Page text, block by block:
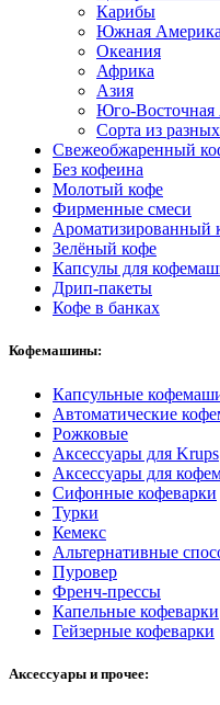
Карибы
Южная Америка
Океания
Африка
Азия
Юго-Восточная
Сорта из
Свежеобжаренный
Без кофеина
Молотый кофе
Фирменные смеси
Ароматизированный
Зелёный кофе
Капсулы для
Дрип-пакеты
Кофе в банках
Кофемашины:
Капсульные
Автоматические
Рожковые
Аксессуары для Krups
Аксессуары для
Сифонные кофеварки
Турки
Кемекс
Альтернативные
Пуровер
Френч-прессы
Капельные кофеварки
Гейзерные кофеварки
Аксессуары и прочее: